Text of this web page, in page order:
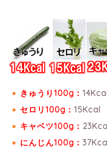
きゅうり100g：
セロリ100g： 15Kcal
キャベツ100g：
にんじん100g：